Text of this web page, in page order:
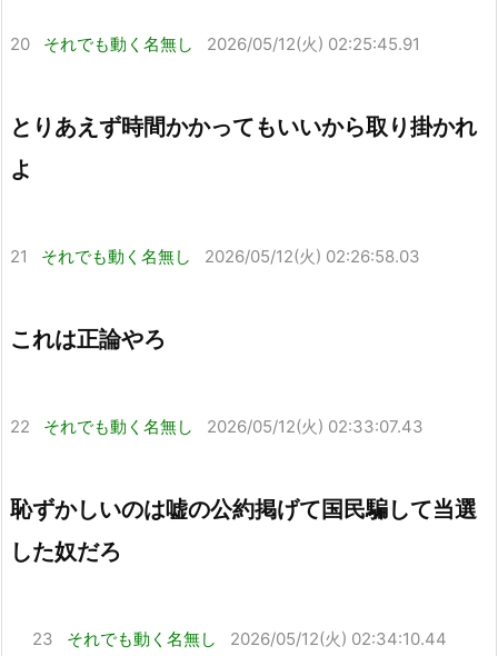
20 それでも動く名無し 2026/05/12(火) 02:25:45.91
とりあえず時間かかってもいいから取り掛かれ
よ
21 それでも動く名無し 2026/05/12(火) 02:26:58.03
これは正論やろ
22 それでも動く名無し 2026/05/12(火) 02:33:07.43
恥ずかしいのは嘘の公約掲げて国民騙して当選
した奴だろ
23 それでも動く名無し 2026/05/12(火) 02:34:10.44